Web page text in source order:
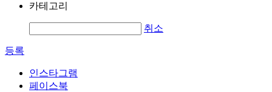
카테고리
취소
등록
인스타그램
페이스북